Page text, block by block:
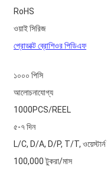
RoHS
ওয়াই সিরিজ
প্রোডাক্ট ব্রোশিওর পিডিএফ
১০০০ পিসি
আলোচনাযোগ্য
1000PCS/REEL
৫-৭ দিন
L/C, D/A, D/P, T/T, ওয়েস্টার্ন
100,000 টুকরা/মাস